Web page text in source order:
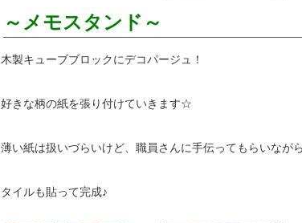
～メモスタンド～
木製キューブブロックにデコパージュ！
好きな柄の紙を張り付けていきます☆
薄い紙は扱いづらいけど、職員さんに手伝ってもらいな
タイルも貼って完成♪